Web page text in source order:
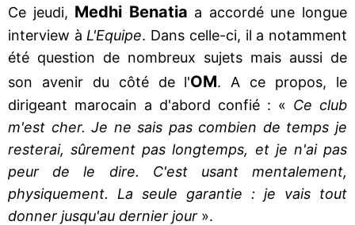
Ce jeudi, Medhi Benatia a accordé une longue
interview à L'Equipe. Dans celle-ci, il a notamment
été question de nombreux sujets mais aussi de
son avenir du côté de l'OM. A ce propos, le
dirigeant marocain a d'abord confié : « Ce club
m'est cher. Je ne sais pas combien de temps je
resterai, sûrement pas longtemps, et je n'ai pas
peur de le dire. C'est usant mentalement,
physiquement. La seule garantie : je vais tout
donner jusqu'au dernier jour ».